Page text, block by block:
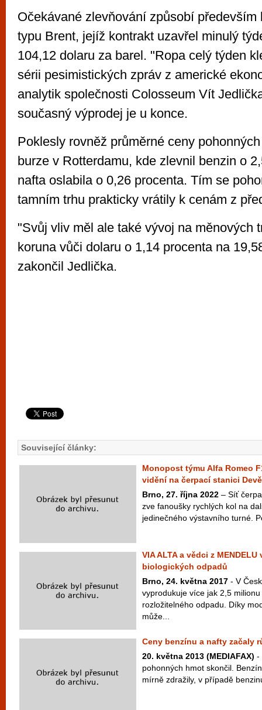
Očekávané zlevňování způsobí
typu Brent, jejíž kontrakt uzavřel minulý
104,12 dolaru za barel. "Ropa celý týden
sérii pesimistických zpráv z americké
analytik společnosti Colosseum Vít
současný výprodej je u konce.
Poklesly rovněž průměrné ceny
burze v Rotterdamu, kde zlevnil benzin o
nafta oslabila o 0,26 procenta. Tím se
tamním trhu prakticky vrátily k cenám z
"Svůj vliv měl ale také vývoj na měnových
koruna vůči dolaru o 1,14 procenta na
zakončil Jedlička.
Související články:
Monopost týmu Alfa Romeo
vidění na čerpací stanici
Brno, 27. října 2022 – Síť
zve fanoušky rychlých kol na
jedinečného výstavního turné.
VIA ALTA a vědci z
biologických odpadů
Brno, 24. května 2017 - V
vyprodukuje více jak 2,5
rozložitelného odpadu. Díky
může...
Ceny benzínu a nafty začaly
20. května 2013 (MEDIAFAX) -
pohonných hmot skončil.
mírně zdražily, v případě